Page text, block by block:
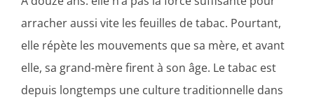
arracher aussi vite les feuilles de tabac. Pourtant,
elle répète les mouvements que sa mère, et avant
elle, sa grand-mère firent à son âge. Le tabac est
depuis longtemps une culture traditionnelle dans